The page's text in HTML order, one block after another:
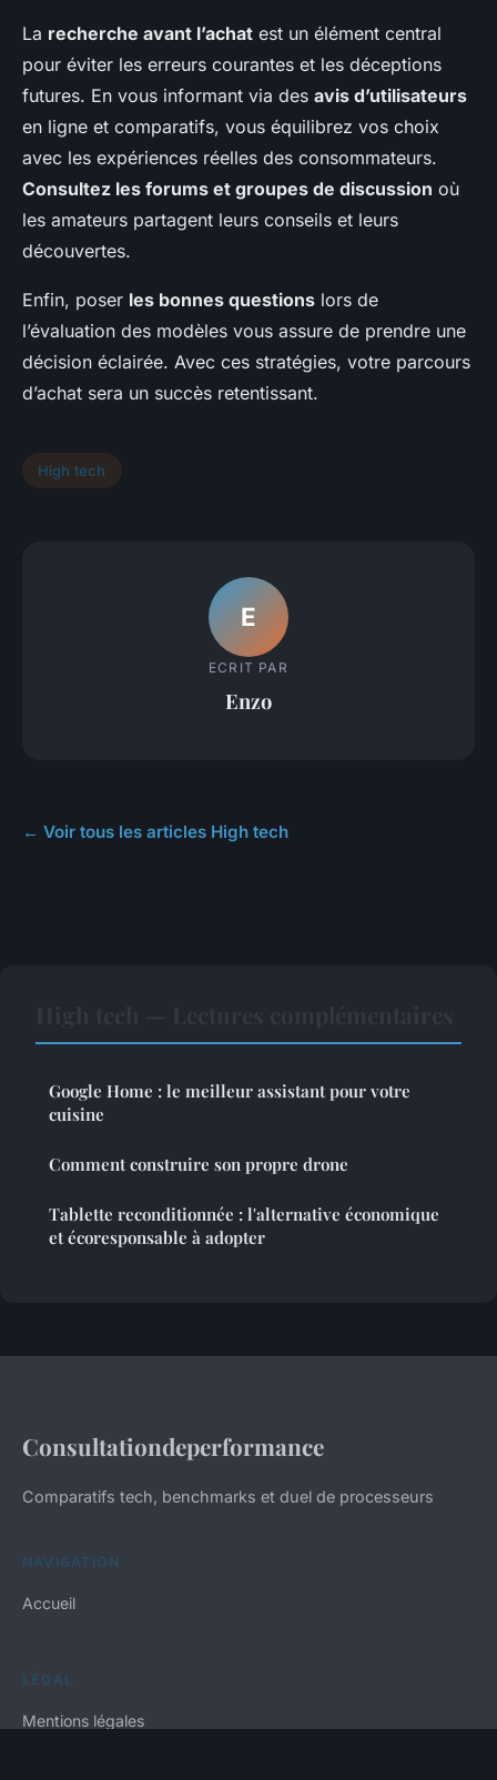
La recherche avant l’achat est un élément central
pour éviter les erreurs courantes et les déceptions
futures. En vous informant via des avis d’utilisateurs
en ligne et comparatifs, vous équilibrez vos choix
avec les expériences réelles des consommateurs.
Consultez les forums et groupes de discussion où
les amateurs partagent leurs conseils et leurs
découvertes.
Enfin, poser les bonnes questions lors de
l’évaluation des modèles vous assure de prendre une
décision éclairée. Avec ces stratégies, votre parcours
d’achat sera un succès retentissant.
High tech
E
ECRIT PAR
Enzo
← Voir tous les articles High tech
Google Home : le meilleur assistant pour votre
cuisine
Comment construire son propre drone
Tablette reconditionnée : l'alternative économique
et écoresponsable à adopter
Consultationdeperformance
Comparatifs tech, benchmarks et duel de processeurs
NAVIGATION
Accueil
LÉGAL
Mentions légales